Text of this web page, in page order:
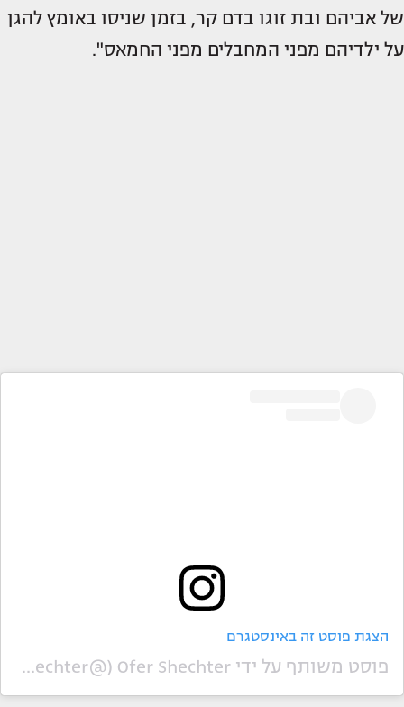
של אביהם ובת זוגו בדם קר, בזמן שניסו באומץ להגן
על ילדיהם מפני המחבלים מפני החמאס".
הצגת פוסט זה באינסטגרם
פוסט משותף על ידי ‏‎Ofer Shechter‎‏ (@‏‎ofershechter‎‏)